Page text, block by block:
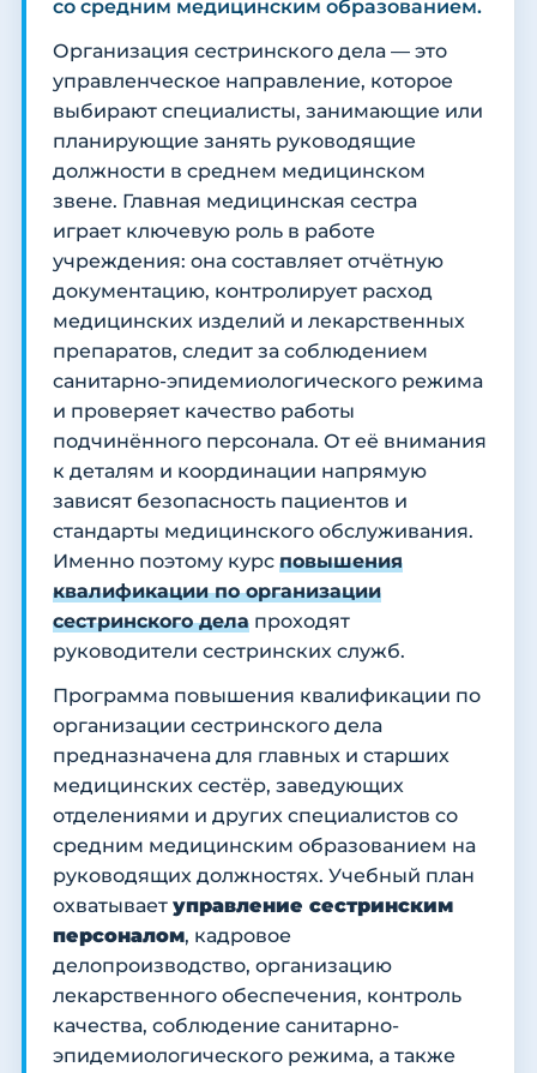
со средним медицинским образованием.
Организация сестринского дела — это
управленческое направление, которое
выбирают специалисты, занимающие или
планирующие занять руководящие
должности в среднем медицинском
звене. Главная медицинская сестра
играет ключевую роль в работе
учреждения: она составляет отчётную
документацию, контролирует расход
медицинских изделий и лекарственных
препаратов, следит за соблюдением
санитарно-эпидемиологического режима
и проверяет качество работы
подчинённого персонала. От её внимания
к деталям и координации напрямую
зависят безопасность пациентов и
стандарты медицинского обслуживания.
Именно поэтому курс повышения
квалификации по организации
сестринского дела проходят
руководители сестринских служб.
Программа повышения квалификации по
организации сестринского дела
предназначена для главных и старших
медицинских сестёр, заведующих
отделениями и других специалистов со
средним медицинским образованием на
руководящих должностях. Учебный план
охватывает управление сестринским
персоналом, кадровое
делопроизводство, организацию
лекарственного обеспечения, контроль
качества, соблюдение санитарно-
эпидемиологического режима, а также